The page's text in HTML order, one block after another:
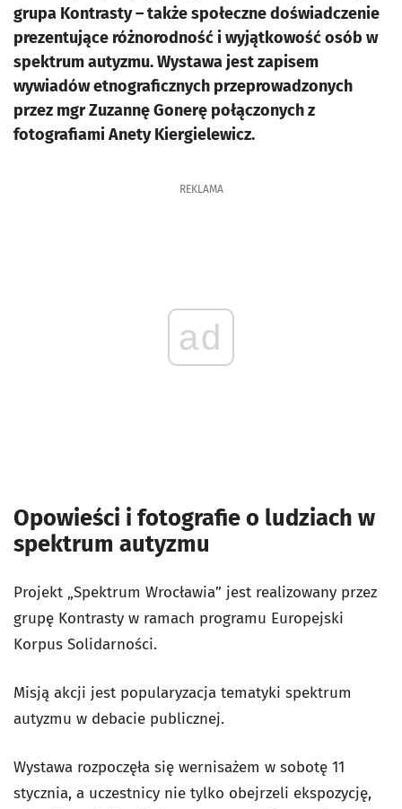
grupa Kontrasty – także społeczne doświadczenie
prezentujące różnorodność i wyjątkowość osób w
spektrum autyzmu. Wystawa jest zapisem
wywiadów etnograficznych przeprowadzonych
przez mgr Zuzannę Gonerę połączonych z
fotografiami Anety Kiergielewicz.
REKLAMA
ad
Opowieści i fotografie o ludziach w
spektrum autyzmu
Projekt „Spektrum Wrocławia” jest realizowany przez
grupę Kontrasty w ramach programu Europejski
Korpus Solidarności.
Misją akcji jest popularyzacja tematyki spektrum
autyzmu w debacie publicznej.
Wystawa rozpoczęła się wernisażem w sobotę 11
stycznia, a uczestnicy nie tylko obejrzeli ekspozycję,